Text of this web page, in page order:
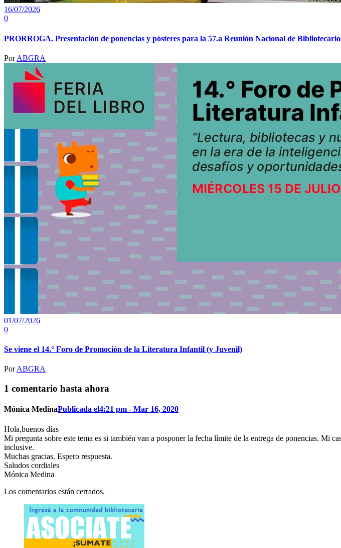
16/07/2026
0
PRORROGA. Presentación de ponencias y pósteres para la 57.a Reunión Nacional de
PorABGRA
01/07/2026
0
Se viene el 14.° Foro de Promoción de la Literatura Infantil (y Juvenil)
PorABGRA
1 comentario hasta ahora
Mónica MedinaPublicada el4:21 pm - Mar 16, 2020
Hola,buenos días
Mi pregunta sobre este tema es si también van a posponer la fecha límite de la entrega de ponencias. Mi
inclusive.
Muchas gracias. Espero respuesta.
Saludos cordiales
Mónica Medina
Los comentarios están cerrados.